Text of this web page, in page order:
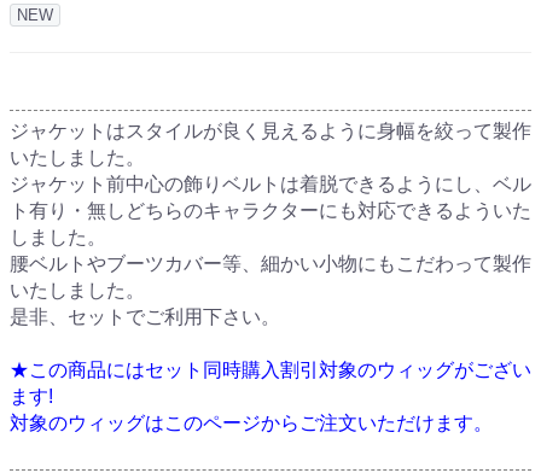
NEW
ジャケットはスタイルが良く見えるように身幅を絞って製作
いたしました。
ジャケット前中心の飾りベルトは着脱できるようにし、ベル
ト有り・無しどちらのキャラクターにも対応できるよういた
しました。
腰ベルトやブーツカバー等、細かい小物にもこだわって製作
いたしました。
是非、セットでご利用下さい。
★この商品にはセット同時購入割引対象のウィッグがござい
ます!
対象のウィッグはこのページからご注文いただけます。